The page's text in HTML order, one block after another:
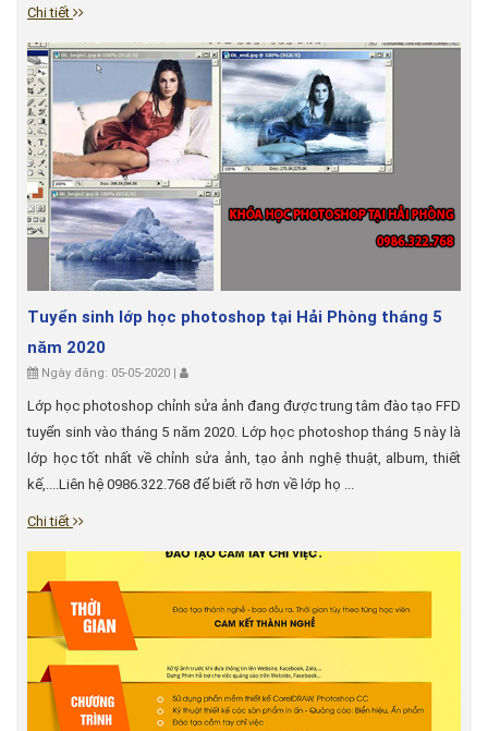
Chi tiết
Tuyển sinh lớp học photoshop tại Hải Phòng tháng 5
năm 2020
Ngày đăng: 05-05-2020 |
Lớp học photoshop chỉnh sửa ảnh đang được trung tâm đào tạo FFD
tuyển sinh vào tháng 5 năm 2020. Lớp học photoshop tháng 5 này là
lớp học tốt nhất về chỉnh sửa ảnh, tạo ảnh nghệ thuật, album, thiết
kế,....Liên hệ 0986.322.768 để biết rõ hơn về lớp họ ...
Chi tiết